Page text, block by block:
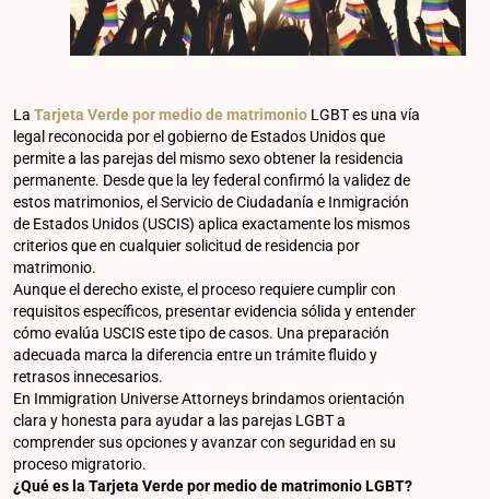
LaTarjeta Verde por medio de matrimonio LGBT es una vía
legal reconocida por el gobierno de Estados Unidos que
permite a las parejas del mismo sexo obtener la residencia
permanente. Desde que la ley federal confirmó la validez de
estos matrimonios, el Servicio de Ciudadanía e Inmigración
de Estados Unidos (USCIS) aplica exactamente los mismos
criterios que en cualquier solicitud de residencia por
matrimonio.
Aunque el derecho existe, el proceso requiere cumplir con
requisitos específicos, presentar evidencia sólida y entender
cómo evalúa USCIS este tipo de casos. Una preparación
adecuada marca la diferencia entre un trámite fluido y
retrasos innecesarios.
En Immigration Universe Attorneys brindamos orientación
clara y honesta para ayudar a las parejas LGBT a
comprender sus opciones y avanzar con seguridad en su
proceso migratorio.
¿Qué es la Tarjeta Verde por medio de matrimonio LGBT?